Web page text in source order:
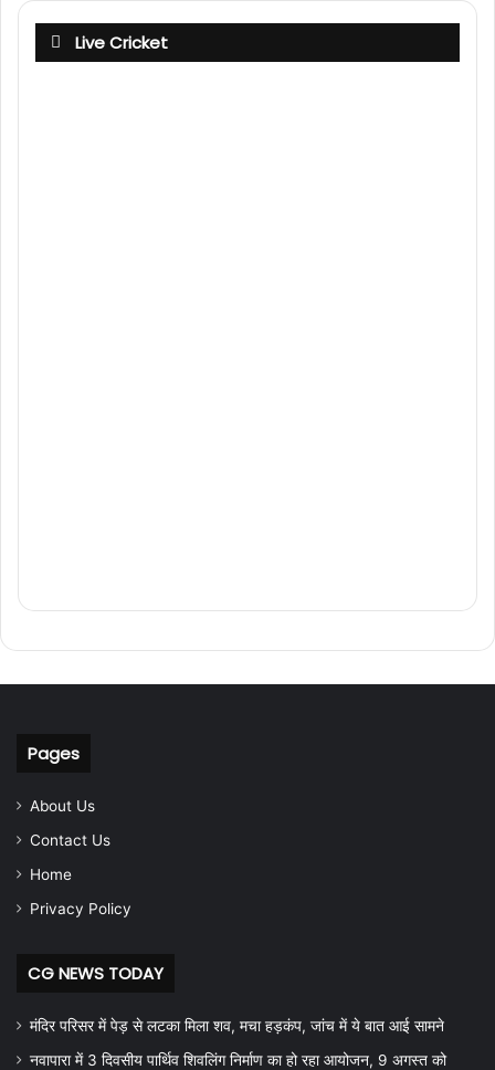
Live Cricket
Pages
About Us
Contact Us
Home
Privacy Policy
CG NEWS TODAY
मंदिर परिसर में पेड़ से लटका मिला शव, मचा हड़कंप, जांच में ये बात आई सामने
नवापारा में 3 दिवसीय पार्थिव शिवलिंग निर्माण का हो रहा आयोजन, 9 अगस्त को